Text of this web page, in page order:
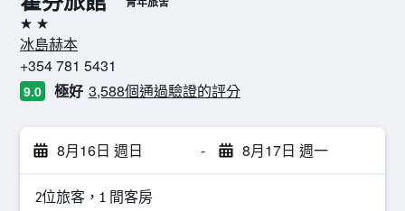
2星級
冰島赫本
+354 781 5431
9.0 極好 3,588個通過驗證的評分
8月16日 週日 - 8月17日 週一
2位旅客，1 間客房